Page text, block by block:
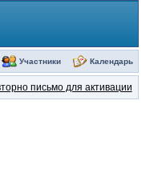
Участники Календарь
письмо для активации